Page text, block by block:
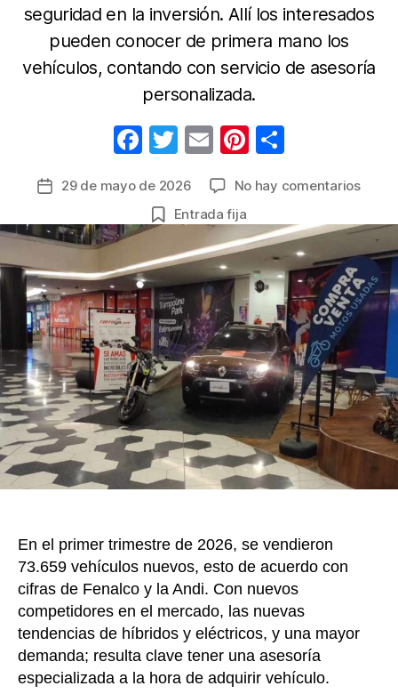
seguridad en la inversión. Allí los interesados
pueden conocer de primera mano los
vehículos, contando con servicio de asesoría
personalizada.
F
c
e
b
o
o
k
T
itt
er
E
ail
Pi
er
e
st
m
p
ar
tir
Fecha
la
entrada
29 de mayo de 2026 No hay comentariosen
autos
llegan
nuevo
físico
en
Entrada fija
En el primer trimestre de 2026, se vendieron
73.659 vehículos nuevos, esto de acuerdo con
cifras de Fenalco y la Andi. Con nuevos
competidores en el mercado, las nuevas
tendencias de híbridos y eléctricos, y una mayor
demanda; resulta clave tener una asesoría
especializada a la hora de adquirir vehículo.